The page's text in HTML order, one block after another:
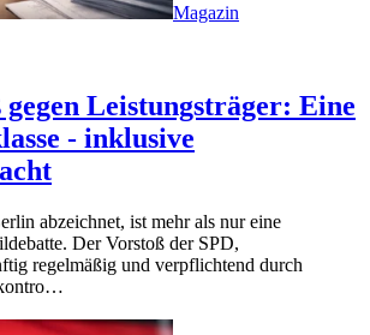
Magazin
gegen Leistungsträger: Eine
- inklusive
abzeichnet, ist mehr als nur eine
Der Vorstoß der SPD,
regelmäßig und verpflichtend durch